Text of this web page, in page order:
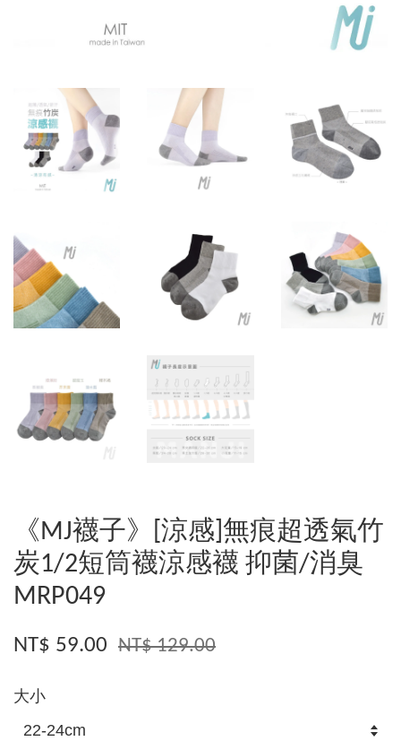
《MJ襪子》[涼感]無痕超透氣竹
炭1/2短筒襪涼感襪 抑菌/消臭
MRP049
NT$ 59.00 NT$ 129.00
大小